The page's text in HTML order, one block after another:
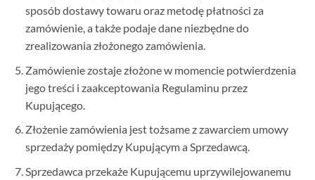
sposób dostawy towaru oraz metodę płatności za
zamówienie, a także podaje dane niezbędne do
zrealizowania złożonego zamówienia.
Zamówienie zostaje złożone w momencie potwierdzenia
jego treści i zaakceptowania Regulaminu przez
Kupującego.
Złożenie zamówienia jest tożsame z zawarciem umowy
sprzedaży pomiędzy Kupującym a Sprzedawcą.
Sprzedawca przekaże Kupującemu uprzywilejowanemu